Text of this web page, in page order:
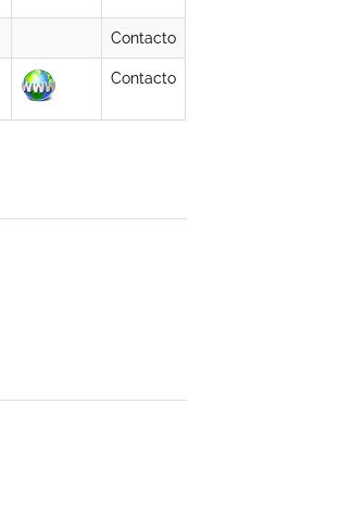
Contacto
Contacto